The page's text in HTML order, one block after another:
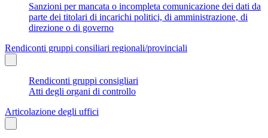
Sanzioni per mancata o incompleta comunicazione dei dati da
parte dei titolari di incarichi politici, di amministrazione, di
direzione o di governo
Rendiconti gruppi consiliari regionali/provinciali
Rendiconti gruppi consigliari
Atti degli organi di controllo
Articolazione degli uffici